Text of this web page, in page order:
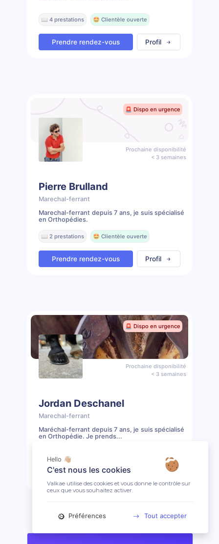
📖 4 prestations 🤩 Clientèle ouverte
Prendre rendez-vous Profil
🚨 Dispo en urgence
Prochaine disponibilité
< 3 semaines
Pierre Brulland
Marechal-ferrant
Marechal-ferrant depuis 7 ans, je suis spécialisé
en Orthopédies.
📖 2 prestations 🤩 Clientèle ouverte
Prendre rendez-vous Profil
🚨 Dispo en urgence
Prochaine disponibilité
< 3 semaines
Jordan Deschanel
Marechal-ferrant
Maréchal-ferrant depuis 7 ans, je suis spécialisé
en Orthopédie. Je prends...
Prendre rendez-vous
Hello 👋🏼
C'est nous les cookies
Valkae utilise des cookies et vous donne le contrôle sur
ceux que vous souhaitez activer.
Préférences Tout accepter